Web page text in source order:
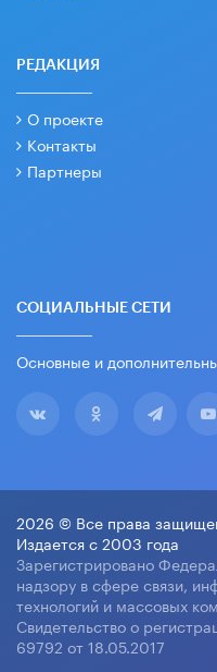
РЕДАКЦИЯ
О проекте
Контакты
Партнеры
СОЦИАЛЬНЫЕ СЕТИ
Основные и
2026 © Все права
Издается с 2003 года
Зарегистрировано
надзору в сфере связи,
технологий и массовых
Свидетельство о
69792 от 18.05.2017